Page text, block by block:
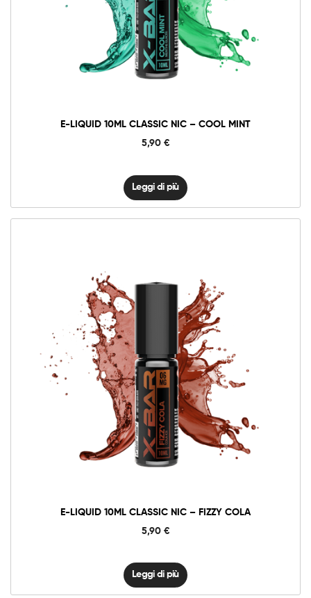
E-LIQUID 10ML CLASSIC NIC – COOL MINT
5,90 €
Leggi di più
E-LIQUID 10ML CLASSIC NIC – FIZZY COLA
5,90 €
Leggi di più